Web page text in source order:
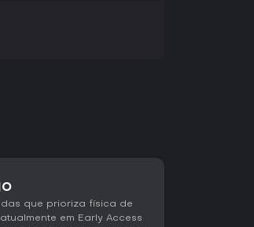
que prioriza física de
em Early Access